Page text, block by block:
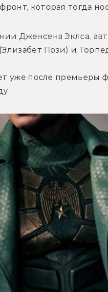
которая тогда
Дженсена Эклса,
Пози) и
уже после премьеры